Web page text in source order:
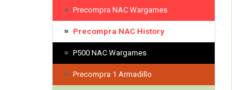
Precompra NAC Wargames
Precompra NAC History
P500 NAC Wargames
Precompra 1 Armadillo